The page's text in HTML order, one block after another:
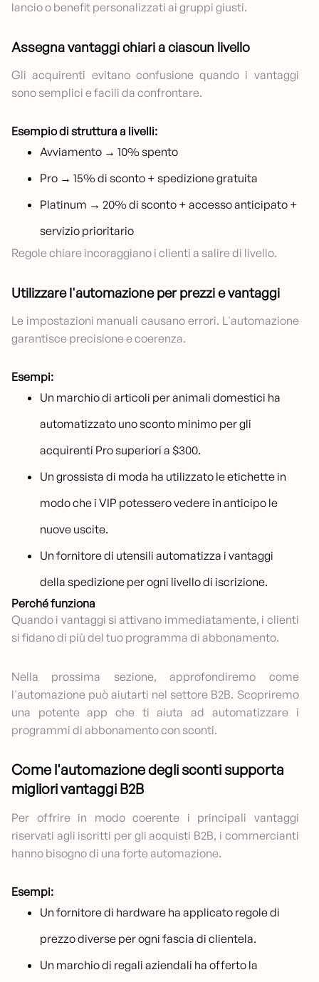
lancio o benefit personalizzati ai gruppi giusti.
Assegna vantaggi chiari a ciascun livello
Gli acquirenti evitano confusione quando i vantaggi
sono semplici e facili da confrontare.
Esempio di struttura a livelli:
Avviamento → 10% spento
Pro → 15% di sconto + spedizione gratuita
Platinum → 20% di sconto + accesso anticipato +
servizio prioritario
Regole chiare incoraggiano i clienti a salire di livello.
Utilizzare l'automazione per prezzi e vantaggi
Le impostazioni manuali causano errori. L'automazione
garantisce precisione e coerenza.
Esempi:
Un marchio di articoli per animali domestici ha
automatizzato uno sconto minimo per gli
acquirenti Pro superiori a $300.
Un grossista di moda ha utilizzato le etichette in
modo che i VIP potessero vedere in anticipo le
nuove uscite.
Un fornitore di utensili automatizza i vantaggi
della spedizione per ogni livello di iscrizione.
Perché funziona
Quando i vantaggi si attivano immediatamente, i clienti
si fidano di più del tuo programma di abbonamento.
Nella prossima sezione, approfondiremo come
l'automazione può aiutarti nel settore B2B. Scopriremo
una potente app che ti aiuta ad automatizzare i
programmi di abbonamento con sconti.
Come l'automazione degli sconti supporta
migliori vantaggi B2B
Per offrire in modo coerente i principali vantaggi
riservati agli iscritti per gli acquisti B2B, i commercianti
hanno bisogno di una forte automazione.
Esempi:
Un fornitore di hardware ha applicato regole di
prezzo diverse per ogni fascia di clientela.
Un marchio di regali aziendali ha offerto la